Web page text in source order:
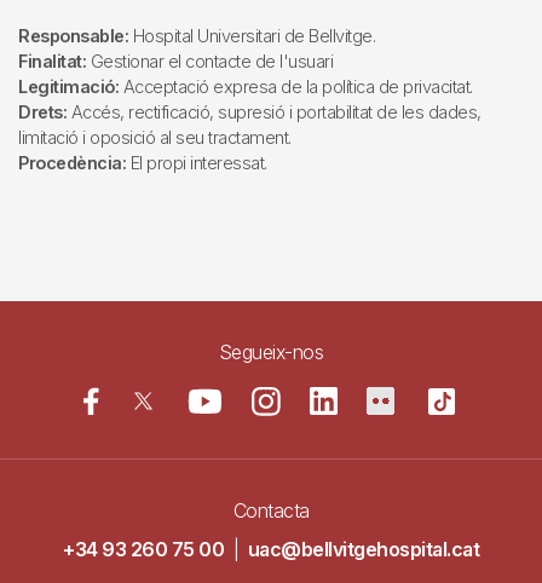
Responsable: Hospital Universitari de Bellvitge.
Finalitat: Gestionar el contacte de l'usuari
Legitimació: Acceptació expresa de la política de privacitat.
Drets: Accés, rectificació, supresió i portabilitat de les dades,
limitació i oposició al seu tractament.
Procedència: El propi interessat.
Segueix-nos
Contacta
+34 93 260 75 00
uac@bellvitgehospital.cat